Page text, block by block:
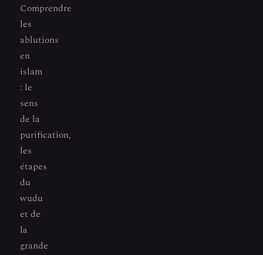
Comprendre
les
ablutions
en
islam
: le
sens
de la
purification,
les
étapes
du
wudu
et de
la
grande